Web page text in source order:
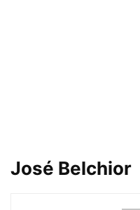
José Belchior